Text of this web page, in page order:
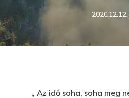
2020.12.12.
„ Az idő soha, soha meg